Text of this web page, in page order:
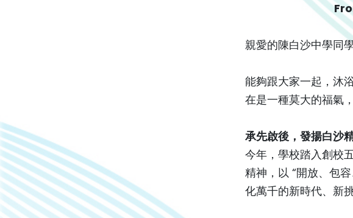
From
親愛的陳白沙中學同
能夠跟大家一起，沐
在是一種莫大的福氣
承先啟後，發揚白沙
今年，學校踏入創校
精神，以 “開放、包
化萬千的新時代、新